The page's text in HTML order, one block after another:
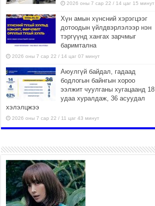
2026 оны 7 сар 22 / 14 цаг 15 минут
Хүн амын хүнсний хэрэгцээг
дотоодын үйлдвэрлэлээр нэн
тэргүүнд хангах зарчмыг
баримтална
2026 оны 7 сар 22 / 14 цаг 07 минут
Аюулгүй байдал, гадаад
бодлогын байнгын хороо
ээлжит чуулганы хугацаанд 18
удаа хуралдаж, 36 асуудал
хэлэлцжээ
2026 оны 7 сар 22 / 11 цаг 43 минут
боломжтой-Хүүхэд хөгжүүлэх
төв” байгуулах төсөлд төр,
хувийн хэвшлийн түншлэлийн хүрээнд хамтран
ажиллахыг урьж байна
2026 оны 7 сар 22 / 9 цаг 28 минут
Б.Пүрэвдагва: “Урт цагаан”-ыг